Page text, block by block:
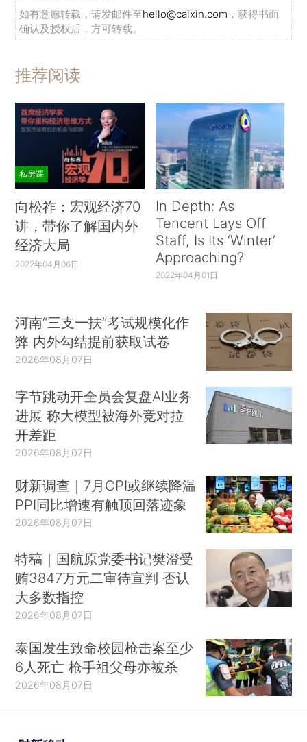
如有意愿转载，请发邮件至hello@caixin.com ，获得书面
确认及授权后，方可转载。
推荐阅读
私房课
向松祚：宏观经济70
讲，带你了解国内外
经济大局
2022年04月06日
In Depth: As
Tencent Lays Off
Staff, Is Its ‘Winter’
Approaching?
2022年04月01日
河南“三支一扶”考试规模化作
弊 内外勾结提前获取试卷
2026年08月07日
字节跳动开全员会复盘AI业务
进展 称大模型被海外竞对拉
开差距
2026年08月07日
财新调查｜7月CPI或继续降温
PPI同比增速有触顶回落迹象
2026年08月07日
特稿｜国航原党委书记樊澄受
贿3847万元二审待宣判 否认
大多数指控
2026年08月07日
泰国发生致命校园枪击案至少
6人死亡 枪手祖父母亦被杀
2026年08月07日